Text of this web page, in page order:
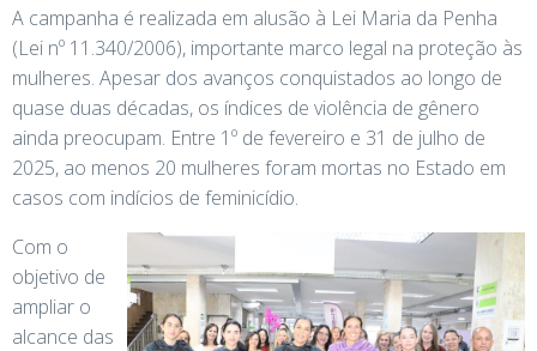
A campanha é realizada em alusão à Lei Maria da Penha
(Lei nº 11.340/2006), importante marco legal na proteção às
mulheres. Apesar dos avanços conquistados ao longo de
quase duas décadas, os índices de violência de gênero
ainda preocupam. Entre 1º de fevereiro e 31 de julho de
2025, ao menos 20 mulheres foram mortas no Estado em
casos com indícios de feminicídio.
Com o
objetivo de
ampliar o
alcance das